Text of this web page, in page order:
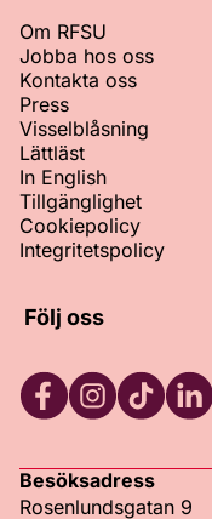
Om RFSU
Jobba hos oss
Kontakta oss
Press
Visselblåsning
Lättläst
In English
Tillgänglighet
Cookiepolicy
Integritetspolicy
Följ oss
Besöksadress
Rosenlundsgatan 9